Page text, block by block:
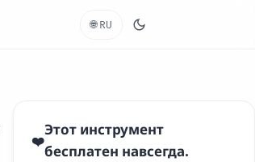
🌐 RU
❤️
Этот инструмент
бесплатен навсегда.